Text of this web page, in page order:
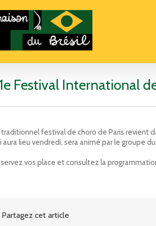
Festival International
traditionnel festival de choro de Paris revient
aura lieu vendredi, sera animé par le groupe
vos place et consultez la
Partagez cet article